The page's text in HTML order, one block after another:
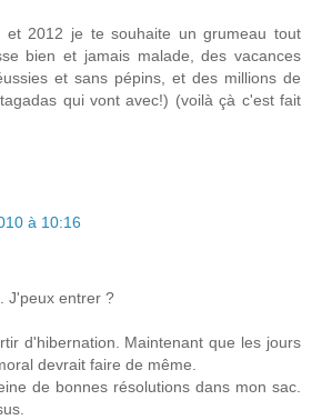
et 2012 je te souhaite un grumeau tout
bien et jamais malade, des vacances
et sans pépins, et des millions de
qui vont avec!) (voilà çà c'est fait
à 10:16
J'peux entrer ?
d'hibernation. Maintenant que les jours
devrait faire de même.
de bonnes résolutions dans mon sac.